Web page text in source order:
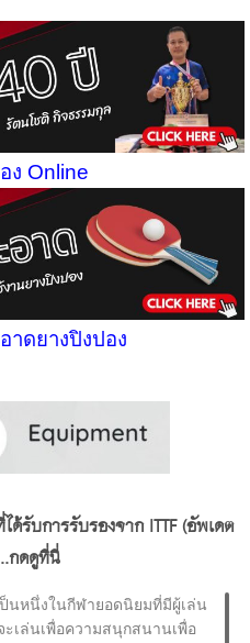
ง Online
าดยางปิงปอง
รับการรับรองจาก ITTF (อัพเดต
กดดูที่นี่
นหนึ่งในกีฬายอดนิยมที่มีผู้เล่น
เล่นเพื่อความสนุกสนานเพื่อ